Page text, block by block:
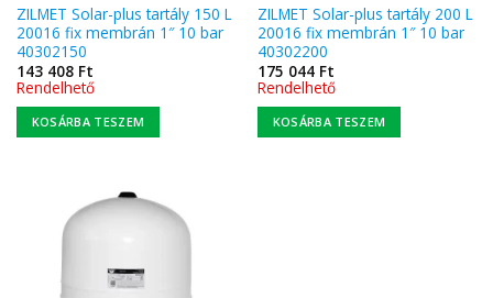
ZILMET Solar-plus tartály 150 L
20016 fix membrán 1″ 10 bar
40302150
143 408 Ft
Rendelhető
KOSÁRBA TESZEM
ZILMET Solar-plus tartály 200 L
20016 fix membrán 1″ 10 bar
40302200
175 044 Ft
Rendelhető
KOSÁRBA TESZEM